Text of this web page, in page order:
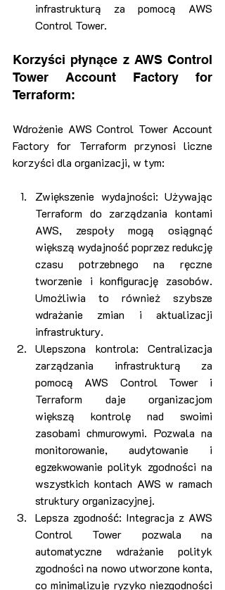
infrastrukturą za pomocą AWS
Control Tower.
Korzyści płynące z AWS Control
Tower Account Factory for
Terraform:
Wdrożenie AWS Control Tower Account
Factory for Terraform przynosi liczne
korzyści dla organizacji, w tym:
Zwiększenie wydajności: Używając
Terraform do zarządzania kontami
AWS, zespoły mogą osiągnąć
większą wydajność poprzez redukcję
czasu potrzebnego na ręczne
tworzenie i konfigurację zasobów.
Umożliwia to również szybsze
wdrażanie zmian i aktualizacji
infrastruktury.
Ulepszona kontrola: Centralizacja
zarządzania infrastrukturą za
pomocą AWS Control Tower i
Terraform daje organizacjom
większą kontrolę nad swoimi
zasobami chmurowymi. Pozwala na
monitorowanie, audytowanie i
egzekwowanie polityk zgodności na
wszystkich kontach AWS w ramach
struktury organizacyjnej.
Lepsza zgodność: Integracja z AWS
Control Tower pozwala na
automatyczne wdrażanie polityk
zgodności na nowo utworzone konta,
co minimalizuje ryzyko niezgodności